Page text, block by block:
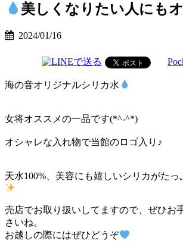
美しくなりたい人にも
2024/01/16
海の音オリジナルシリカ水
女将オススメの一品です(*^-^*)
オシャレな入れ物で当館のロゴ入り♪
天水100%、美容にも嬉しいシリカがた
売店でお取り扱いしてますので、ぜひお
さいね。
お越しの際にはぜひどうぞ